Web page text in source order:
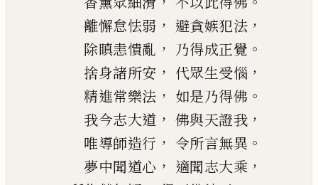
離懈怠怯弱 ， 避貪嫉犯法 ，
除瞋恚憒亂 ， 乃得成正覺 。
捨身諸所安 ， 代眾生受惱 ，
精進常樂法 ， 如是乃得佛 。
我今志大道 ， 佛與天證我 ，
唯導師造行 ， 令所言無異 。
夢中聞道心 ， 適聞志大乘 ，